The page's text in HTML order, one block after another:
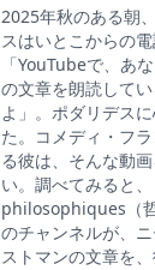
2025年秋のある朝
スはいとこからの電
「YouTubeで、あ
の文章を朗読して
よ」。ポダリデス
た。コメディ・フ
る彼は、そんな動
い。調べてみると
philosophiques（
のチャンネルが、
ストマンの文章を